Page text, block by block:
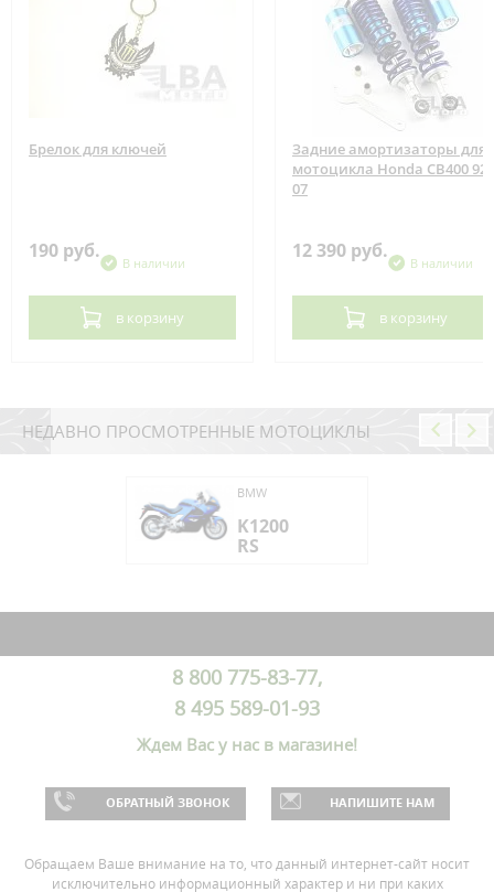
Брелок для ключей
190 руб.
В наличии
в корзину
Задние амортизаторы для
мотоцикла Honda CB400 92-
07
12 390 руб.
В наличии
в корзину
НЕДАВНО ПРОСМОТРЕННЫЕ МОТОЦИКЛЫ
BMW
K1200
RS
8 800 775-83-77,
8 495 589-01-93
Ждем Вас у нас в магазине!
ОБРАТНЫЙ ЗВОНОК НАПИШИТЕ НАМ
Обращаем Ваше внимание на то, что данный интернет-сайт носит
исключительно информационный характер и ни при каких